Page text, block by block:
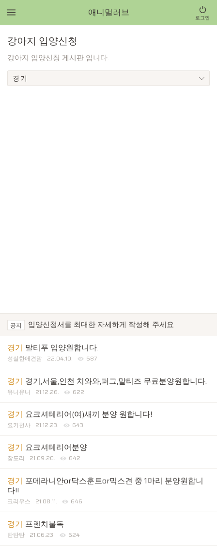
애니멀러브 로그인
강아지 입양신청
강아지 입양신청 게시판 입니다.
공지 입양신청서를 최대한 자세하게 작성해 주세요
경기 말티푸 입양원합니다.
성실한애견맘 22.04.10. 687
경기 경기,서울,인천 치와와,퍼그,말티즈 무료분양원합니다.
유니유니 21.12.26. 622
경기 요크셔테리어(여)새끼 분양 원합니다!
요키천사 21.12.23. 643
경기 요크셔테리어분양
장도리 21.09.20. 642
경기 포메라니안or닥스훈트or믹스견 중 1마리 분양원합니
다!!
크리우스 21.08.11. 646
경기 프렌치불독
탄탄탄 21.06.23. 624